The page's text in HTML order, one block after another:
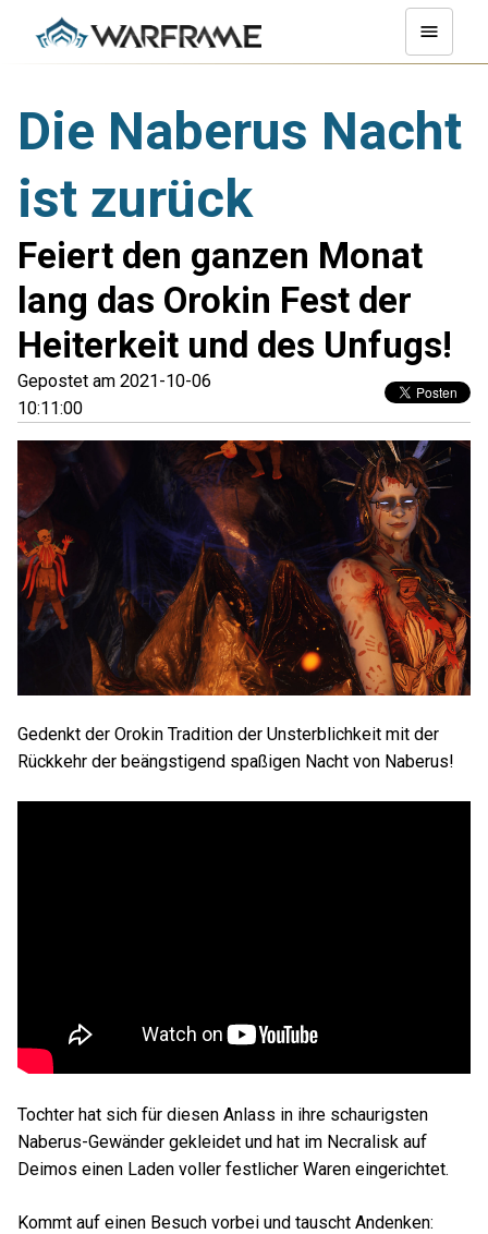
Die Naberus Nacht
ist zurück
Feiert den ganzen Monat
lang das Orokin Fest der
Heiterkeit und des Unfugs!
Gepostet am 2021-10-06
10:11:00
Gedenkt der Orokin Tradition der Unsterblichkeit mit der
Rückkehr der beängstigend spaßigen Nacht von Naberus!
Tochter hat sich für diesen Anlass in ihre schaurigsten
Naberus-Gewänder gekleidet und hat im Necralisk auf
Deimos einen Laden voller festlicher Waren eingerichtet.
Kommt auf einen Besuch vorbei und tauscht Andenken: